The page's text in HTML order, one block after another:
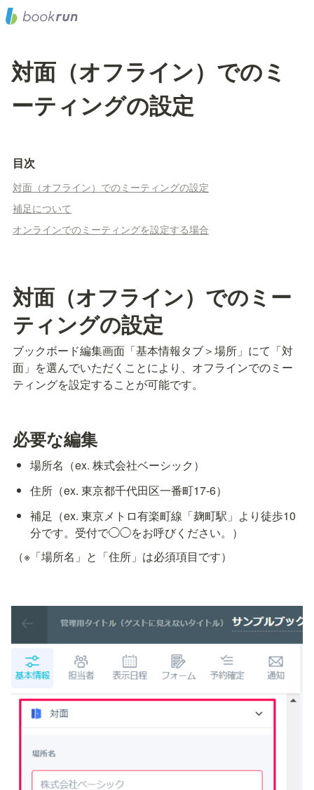
対面（オフライン）でのミ
ーティングの設定
目次
対面（オフライン）でのミーティングの設定
補足について
オンラインでのミーティングを設定する場合
対面（オフライン）でのミー
ティングの設定
ブックボード編集画面「基本情報タブ＞場所」 にて「対
面」を選んでいただくことにより、オフラインでのミー
ティングを設定することが可能です。
必要な編集
場所名（ex. 株式会社ベーシック）
住所（ex. 東京都千代田区一番町17-6）
補足（ex. 東京メトロ有楽町線「麹町駅」より徒歩10
分です。受付で◯◯をお呼びください。）
（※「場所名」と「住所」は必須項目です）